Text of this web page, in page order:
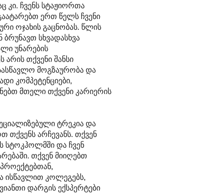
კი. ჩვენს სტაჟიორთა
ერთ წელს ჩვენი
ოჯახის გაცნობას. წლის
სხვადასხვა
უნარების
არის თქვენი შანსი
მოგზაურობა და
კომპეტენციები,
მთელი თქვენი კარიერის
ტრეკია და
თქვენს არჩევანს. თქვენ
სტოკჰოლმში და ჩვენ
თქვენ მიიღებთ
ისწავლით კოლეგებს,
დარგის ექსპერტები